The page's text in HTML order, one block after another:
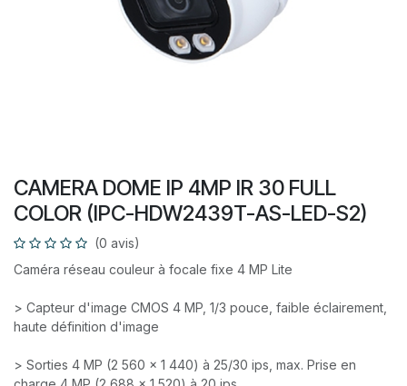
CAMERA DOME IP 4MP IR 30 FULL
COLOR (IPC-HDW2439T-AS-LED-S2)
(0 avis)
Caméra réseau couleur à focale fixe 4 MP Lite
> Capteur d'image CMOS 4 MP, 1/3 pouce, faible éclairement,
haute définition d'image
> Sorties 4 MP (2 560 × 1 440) à 25/30 ips, max. Prise en